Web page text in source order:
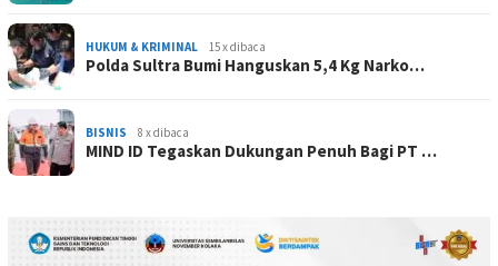
HUKUM & KRIMINAL 15 x dibaca
Polda Sultra Bumi Hanguskan 5,4 Kg Narko…
BISNIS 8 x dibaca
MIND ID Tegaskan Dukungan Penuh Bagi PT …